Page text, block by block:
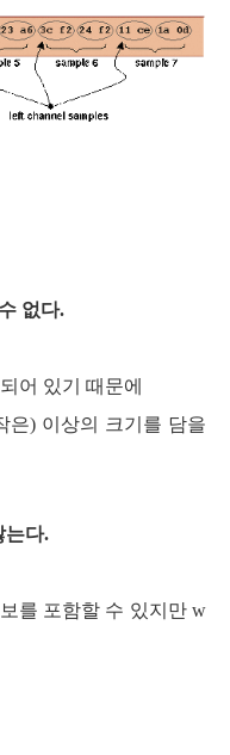
없다.
어 있기 때문에
은) 이상의 크기를 담을
는다.
를 포함할 수 있지만 w